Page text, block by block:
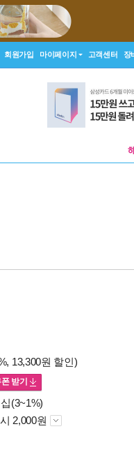
회원가입 마이페이지 고객센터 장
13,300원 할인)
받기
(3~1%)
2,000원